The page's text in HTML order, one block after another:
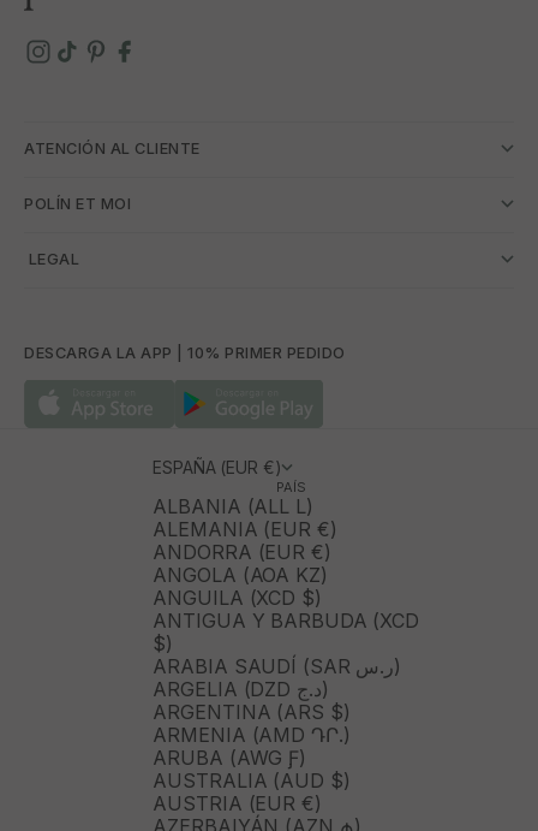
ATENCIÓN AL CLIENTE
POLÍN ET MOI
­ LEGAL
DESCARGA LA APP | 10% PRIMER PEDIDO
ESPAÑA (EUR €)
PAÍS
ALBANIA (ALL L)
ALEMANIA (EUR €)
ANDORRA (EUR €)
ANGOLA (AOA KZ)
ANGUILA (XCD $)
ANTIGUA Y BARBUDA (XCD
$)
ARABIA SAUDÍ (SAR ر.س)
ARGELIA (DZD د.ج)
ARGENTINA (ARS $)
ARMENIA (AMD ԴՐ.)
ARUBA (AWG Ƒ)
AUSTRALIA (AUD $)
AUSTRIA (EUR €)